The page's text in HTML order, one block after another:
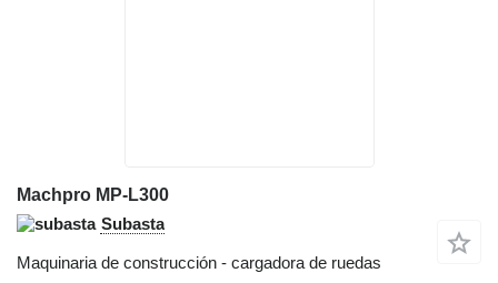
Machpro MP-L300
Subasta
Maquinaria de construcción - cargadora de ruedas